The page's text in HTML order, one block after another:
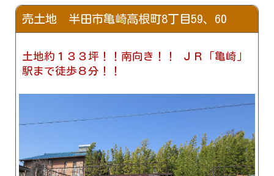
売土地 半田市亀崎高根町8丁目59、60
土地約１３３坪！！南向き！！ ＪＲ「亀崎」
駅まで徒歩８分！！